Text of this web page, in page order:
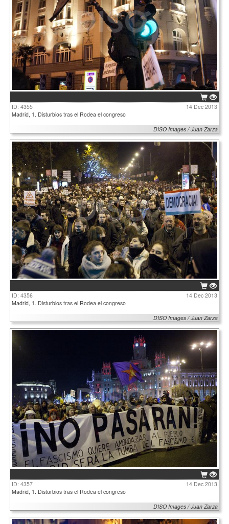
ID: 4355
14 Dec 2013
Madrid, 1. Disturbios tras el Rodea el congreso
DISO Images / Juan Zarza
ID: 4356
14 Dec 2013
Madrid, 1. Disturbios tras el Rodea el congreso
DISO Images / Juan Zarza
ID: 4357
14 Dec 2013
Madrid, 1. Disturbios tras el Rodea el congreso
DISO Images / Juan Zarza